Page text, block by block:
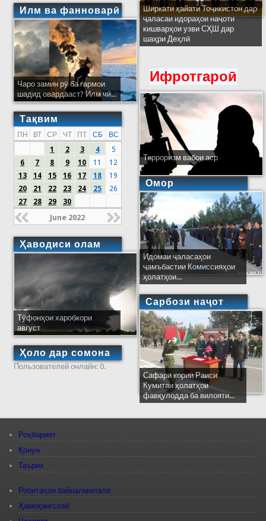
Илм ва фанноварӣ
Чаро замин рӯ ба гармои
шадид овардааст? Илм чӣ...
Тақвим
ПН ВТ СР ЧТ ПТ СБ
ВС
1
2 3 4
5
6
7 8 9 10 11
12
13
14 15 16 17 18
19
20
21 22 23 24 25
26
27
28 29 30
June 2022
Ҳаводиси олам
Тӯфонҳои харобкори
август
Ҳоло дар сомона
Пользователей онлайн: 0.
Ширкати ҳайати Тоҷикистон дар
ҷаласаи идораҳои наҷоти
кишварҳои узви СҲШ дар
шаҳри Деҳлӣ
Ифротгароӣ
Терроризм вабои аср
Омор
Идомаи ҷаласаҳои
ҷамъбастии Комиссияҳои
ҳолатҳои...
Сарбози наҷот
Сафари кории Раиси
Кумитаи ҳолатҳои
фавқулодда ба вилояти...
Роҳбарият
Қонун
Таърих
Робитаҳои байналмилалӣ
Ҳамоҳангсозӣ